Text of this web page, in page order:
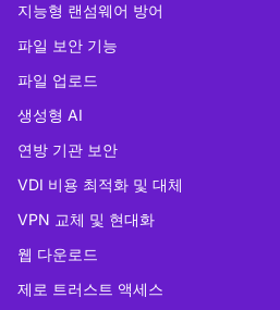
지능형 랜섬웨어 방어
파일 보안 기능
파일 업로드
생성형 AI
연방 기관 보안
VDI 비용 최적화 및 대체
VPN 교체 및 현대화
웹 다운로드
제로 트러스트 액세스